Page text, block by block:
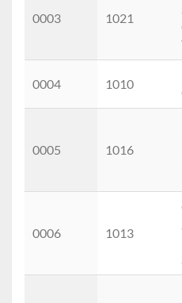
0003 1021
0004 1010
0005 1016
0006 1013